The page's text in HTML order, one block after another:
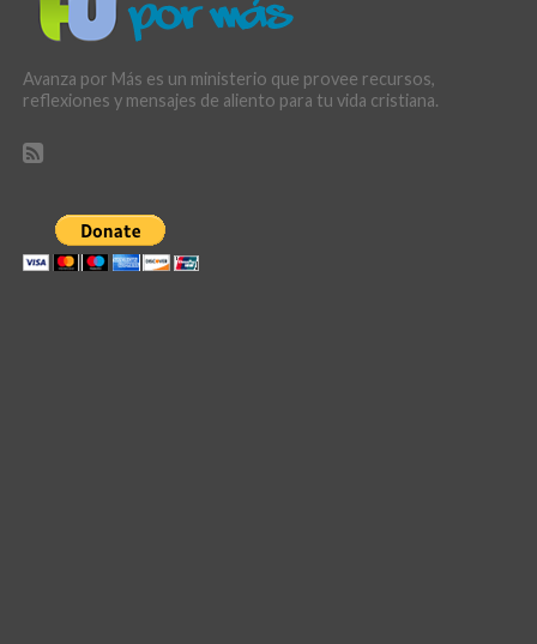
Avanza por Más es un ministerio que provee recursos,
reflexiones y mensajes de aliento para tu vida cristiana.